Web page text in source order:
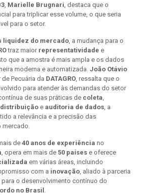
, Marielle Brugnari , destaca que o
para triplicar esse volume, o que seria
para o setor.
liquidez do mercado, a mudança para o
traz maior representatividade e
que a amostra é mais ampla e os dados
moderna e automatizada. João Otávio
Pecuária da DATAGRO, ressalta que o
para atender às demandas do setor
de suas práticas de coleta
distribuiçãoe auditoria de dados, a
a relevância e a precisão das
de 40 anos de experiência no
, opera em mais de 50 paísese oferece
em várias áreas, incluindo
com a inovação, aliado à parceria
o desenvolvimento contínuo do
no Brasil